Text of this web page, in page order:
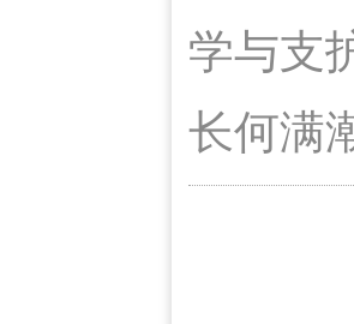
学与支
长何满